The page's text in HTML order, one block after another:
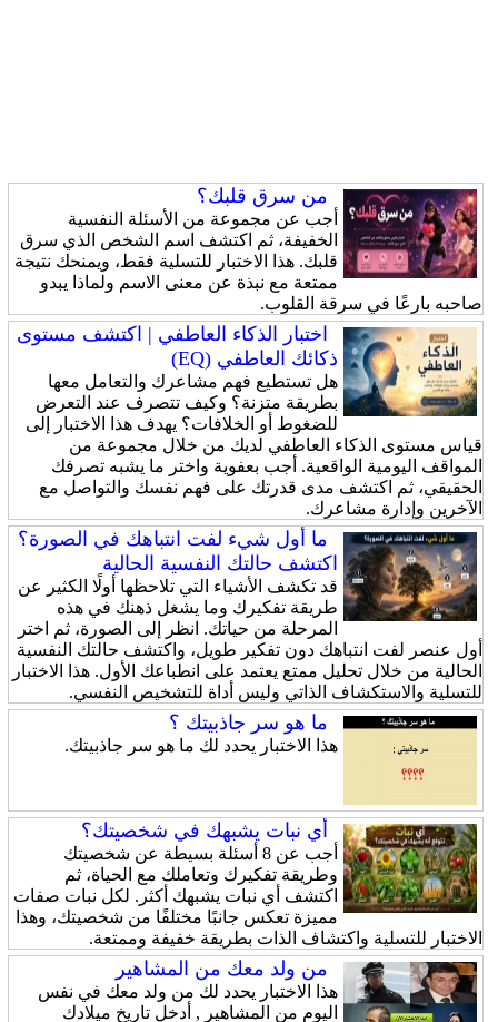
من سرق قلبك؟
أجب عن مجموعة من الأسئلة النفسية
الخفيفة، ثم اكتشف اسم الشخص الذي سرق
قلبك. هذا الاختبار للتسلية فقط، ويمنحك نتيجة
ممتعة مع نبذة عن معنى الاسم ولماذا يبدو
صاحبه بارعًا في سرقة القلوب.
اختبار الذكاء العاطفي | اكتشف مستوى
ذكائك العاطفي (EQ)
هل تستطيع فهم مشاعرك والتعامل معها
بطريقة متزنة؟ وكيف تتصرف عند التعرض
للضغوط أو الخلافات؟ يهدف هذا الاختبار إلى
قياس مستوى الذكاء العاطفي لديك من خلال مجموعة من
المواقف اليومية الواقعية. أجب بعفوية واختر ما يشبه تصرفك
الحقيقي، ثم اكتشف مدى قدرتك على فهم نفسك والتواصل مع
الآخرين وإدارة مشاعرك.
ما أول شيء لفت انتباهك في الصورة؟
اكتشف حالتك النفسية الحالية
قد تكشف الأشياء التي تلاحظها أولًا الكثير عن
طريقة تفكيرك وما يشغل ذهنك في هذه
المرحلة من حياتك. انظر إلى الصورة، ثم اختر
أول عنصر لفت انتباهك دون تفكير طويل، واكتشف حالتك النفسية
الحالية من خلال تحليل ممتع يعتمد على انطباعك الأول. هذا الاختبار
للتسلية والاستكشاف الذاتي وليس أداة للتشخيص النفسي.
ما هو سر جاذبيتك ؟
هذا الاختبار يحدد لك ما هو سر جاذبيتك.
أي نبات يشبهك في شخصيتك؟
أجب عن 8 أسئلة بسيطة عن شخصيتك
وطريقة تفكيرك وتعاملك مع الحياة، ثم
اكتشف أي نبات يشبهك أكثر. لكل نبات صفات
مميزة تعكس جانبًا مختلفًا من شخصيتك، وهذا
الاختبار للتسلية واكتشاف الذات بطريقة خفيفة وممتعة.
من ولد معك من المشاهير
هذا الاختبار يحدد لك من ولد معك في نفس
اليوم من المشاهير , أدخل تاريخ ميلادك